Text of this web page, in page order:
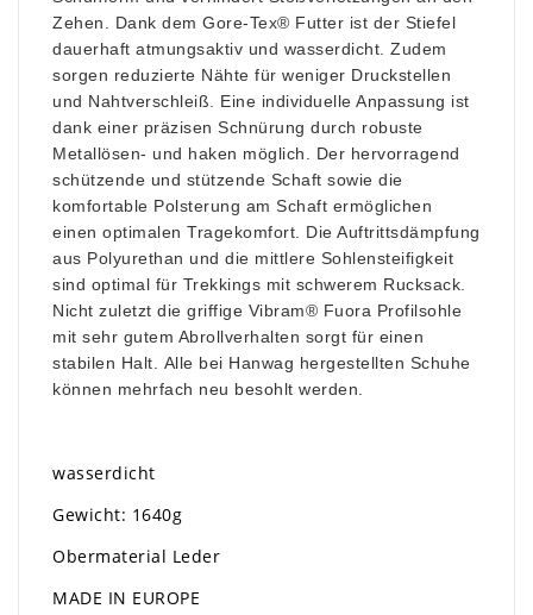
Zehen. Dank dem Gore-Tex® Futter ist der Stiefel
dauerhaft atmungsaktiv und wasserdicht. Zudem
sorgen reduzierte Nähte für weniger Druckstellen
und Nahtverschleiß. Eine individuelle Anpassung ist
dank einer präzisen Schnürung durch robuste
Metallösen- und haken möglich. Der hervorragend
schützende und stützende Schaft sowie die
komfortable Polsterung am Schaft ermöglichen
einen optimalen Tragekomfort. Die Auftrittsdämpfung
aus Polyurethan und die mittlere Sohlensteifigkeit
sind optimal für Trekkings mit schwerem Rucksack.
Nicht zuletzt die griffige Vibram® Fuora Profilsohle
mit sehr gutem Abrollverhalten sorgt für einen
stabilen Halt.
Alle bei Hanwag hergestellten Schuhe
können mehrfach neu besohlt werden.
wasserdicht
Gewicht: 1640g
Obermaterial Leder
MADE IN EUROPE